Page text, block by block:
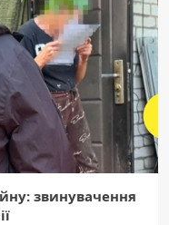
звинувачення